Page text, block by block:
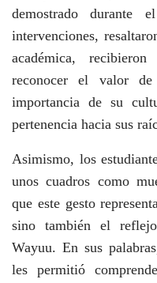
demostrado durante
intervenciones,
académica,
reconocer el valor
importancia de su
pertenencia hacia sus
Asimismo, los
unos cuadros como
que este gesto
sino también el
Wayuu. En sus
les permitió